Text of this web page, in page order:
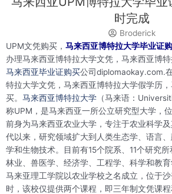
时完成
Broderick
UPM文凭购买， 马来西亚博特拉大学毕业证
办理马来西亚博特拉大学文凭，马来西亚博
马来西亚毕业证购买公司diplomaokay.com.
特拉大学文凭，马来西亚博特拉大学假学历
买。 马来西亚博特拉大学 （马来语：
称UPM，是马来西亚一所公立研究型大学，
前身为马来西亚农业大学，专注于农业科学
代以来，研究领域扩大到人类生态学、语言
学和生物技术。目前有15个院系、11个研究所
林业、兽医学、经济学、工程学、科学和教育
马来亚理工学院以农业学校之名成立，位于
时，该校仅提供两个课程，即三年制文凭课